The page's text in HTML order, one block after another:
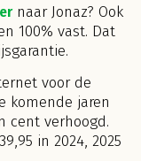
naar Jonaz? Ook
100% vast. Dat
voor de
komende jaren
cent verhoogd.
in 2024, 2025